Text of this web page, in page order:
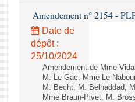
Amendement n° 2154 -
Date de
dépôt :
25/10/2024
Amendement de Mme
M. Le Gac, Mme Le
M. Becht, M. Belhaddad,
Mme Braun-Pivet, M.